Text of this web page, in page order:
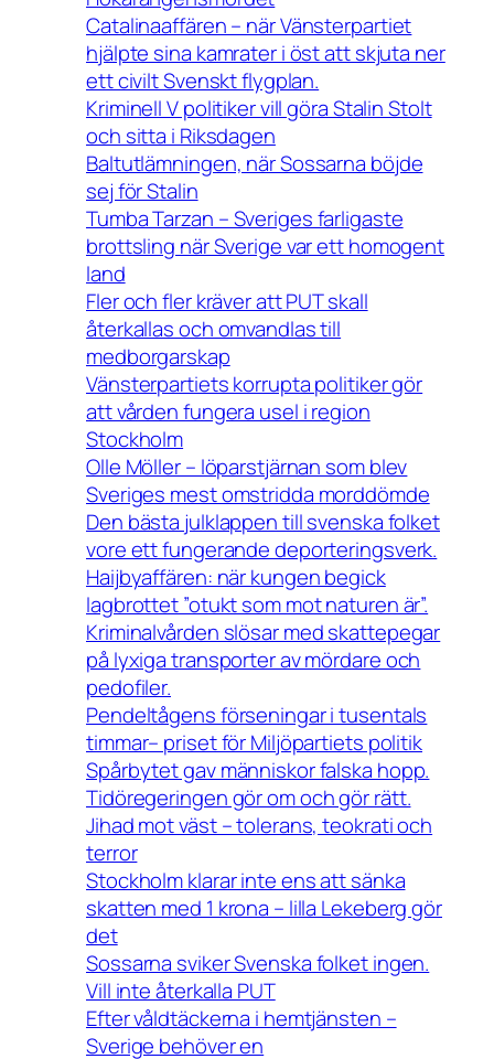
Catalinaaffären – när Vänsterpartiet
hjälpte sina kamrater i öst att skjuta ner
ett civilt Svenskt flygplan.
Kriminell V politiker vill göra Stalin Stolt
och sitta i Riksdagen
Baltutlämningen, när Sossarna böjde
sej för Stalin
Tumba Tarzan – Sveriges farligaste
brottsling när Sverige var ett homogent
land
Fler och fler kräver att PUT skall
återkallas och omvandlas till
medborgarskap
Vänsterpartiets korrupta politiker gör
att vården fungera usel i region
Stockholm
Olle Möller – löparstjärnan som blev
Sveriges mest omstridda morddömde
Den bästa julklappen till svenska folket
vore ett fungerande deporteringsverk.
Haijbyaffären: när kungen begick
lagbrottet ”otukt som mot naturen är”.
Kriminalvården slösar med skattepegar
på lyxiga transporter av mördare och
pedofiler.
Pendeltågens förseningar i tusentals
timmar– priset för Miljöpartiets politik
Spårbytet gav människor falska hopp.
Tidöregeringen gör om och gör rätt.
Jihad mot väst – tolerans, teokrati och
terror
Stockholm klarar inte ens att sänka
skatten med 1 krona – lilla Lekeberg gör
det
Sossarna sviker Svenska folket ingen.
Vill inte återkalla PUT
Efter våldtäckerna i hemtjänsten –
Sverige behöver en